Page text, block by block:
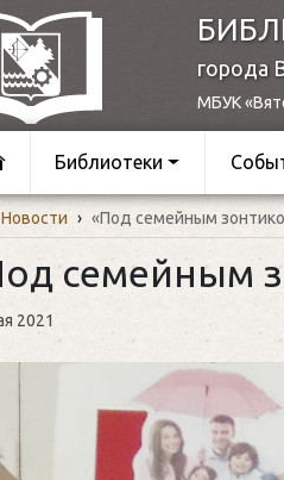
города
МБУК
Библиотеки
Новости › «Под семейным
семейным
2021